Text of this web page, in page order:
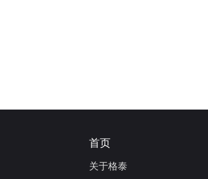
首页
关于格泰